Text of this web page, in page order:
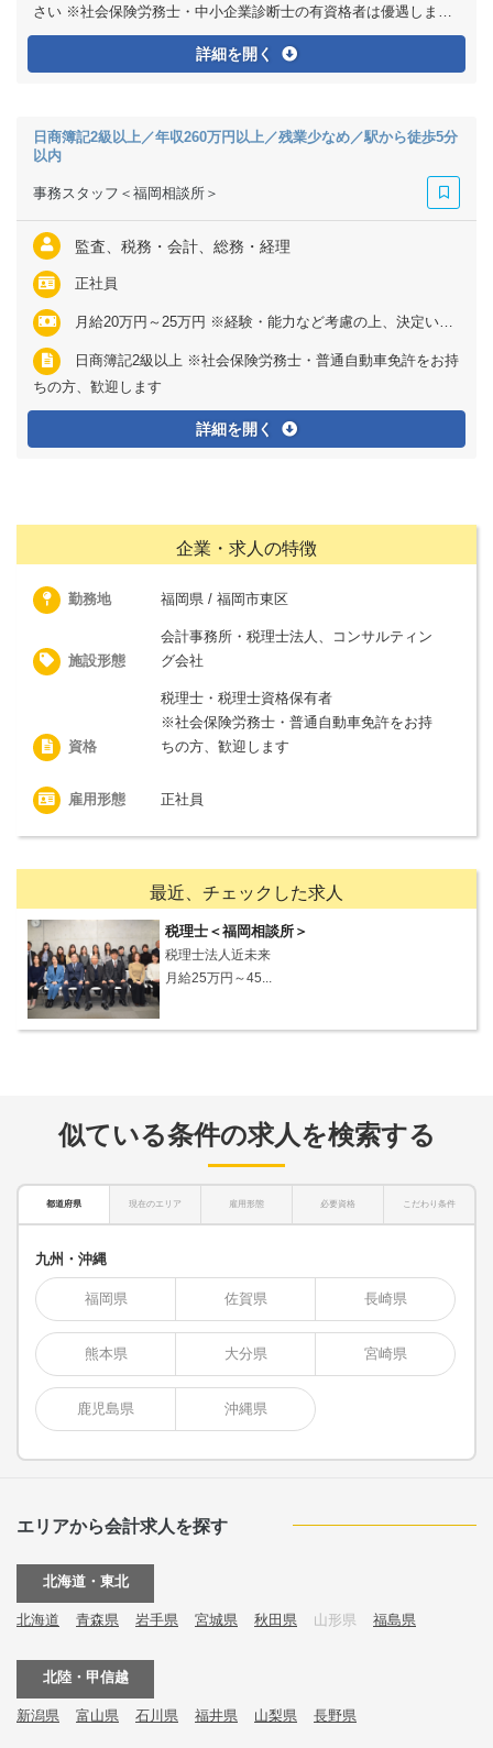
さい ※社会保険労務士・中小企業診断士の有資格者は優遇します
※普通自動車免許をお持ちの方はなお可
詳細を開く
日商簿記2級以上／年収260万円以上／残業少なめ／駅から徒歩5分
以内
事務スタッフ＜福岡相談所＞
監査、税務・会計、総務・経理
正社員
月給20万円～25万円 ※経験・能力など考慮の上、決定いたします ※残業代は全額支給
日商簿記2級以上 ※社会保険労務士・普通自動車免許をお持
ちの方、歓迎します
詳細を開く
企業・求人の特徴
勤務地 福岡県 / 福岡市東区
施設形態
会計事務所・税理士法人、コンサルティン
グ会社
資格
税理士・税理士資格保有者
※社会保険労務士・普通自動車免許をお持
ちの方、歓迎します
雇用形態 正社員
最近、チェックした求人
税理士＜福岡相談所＞
税理士法人近未来
月給25万円～45...
似ている条件の求人を検索する
都道府県 現在のエリア 雇用形態 必要資格 こだわり条件
九州・沖縄
福岡県 佐賀県 長崎県
熊本県 大分県 宮崎県
鹿児島県 沖縄県
エリアから会計求人を探す
北海道・東北
北海道 青森県 岩手県 宮城県 秋田県 山形県 福島県
北陸・甲信越
新潟県 富山県 石川県 福井県 山梨県 長野県